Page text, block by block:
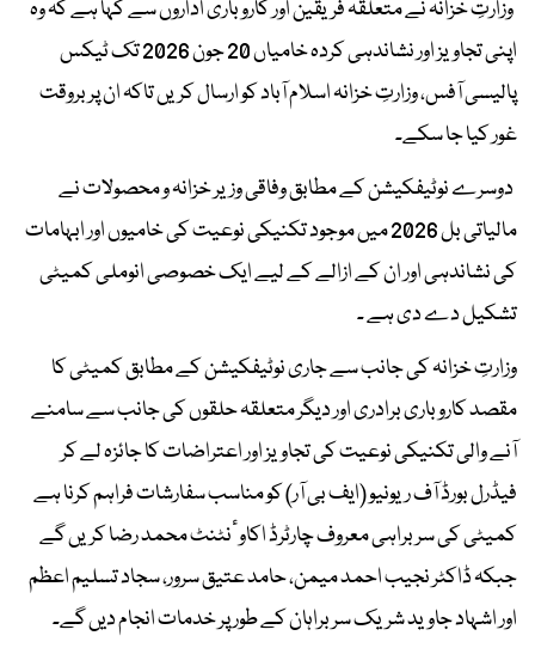
وزارتِ خزانہ نے متعلقہ فریقین اور کاروباری اداروں سے کہا ہے کہ وہ
اپنی تجاویز اور نشاندہی کردہ خامیاں 20 جون 2026 تک ٹیکس
پالیسی آفس، وزارتِ خزانہ اسلام آباد کو ارسال کریں تاکہ ان پر بروقت
غور کیا جا سکے۔
دوسرے نوٹیفکیشن کے مطابق وفاقی وزیر خزانہ و محصولات نے
مالیاتی بل 2026 میں موجود تکنیکی نوعیت کی خامیوں اور ابہامات
کی نشاندہی اور ان کے ازالے کے لیے ایک خصوصی انوملی کمیٹی
تشکیل دے دی ہے ۔
وزارتِ خزانہ کی جانب سے جاری نوٹیفکیشن کے مطابق کمیٹی کا
مقصد کاروباری برادری اور دیگر متعلقہ حلقوں کی جانب سے سامنے
آنے والی تکنیکی نوعیت کی تجاویز اور اعتراضات کا جائزہ لے کر
فیڈرل بورڈ آف ریونیو (ایف بی آر) کو مناسب سفارشات فراہم کرنا ہے
کمیٹی کی سربراہی معروف چارٹرڈ اکاوٴنٹنٹ محمد رضا کریں گے
جبکہ ڈاکٹر نجیب احمد میمن، حامد عتیق سرور، سجاد تسلیم اعظم
اور اشہاد جاوید شریک سربراہان کے طور پر خدمات انجام دیں گے۔